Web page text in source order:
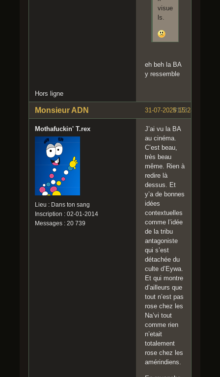
visue
ls.
eh beh la BA
y ressemble
Hors ligne
#173
31-07-2025 15:24:04
Monsieur ADN
Mothafuckin' T.rex
Lieu : Dans ton sang
Inscription : 02-01-2014
Messages : 20 739
J’ai vu la BA
au cinéma.
C’est beau,
très beau
même. Rien à
redire là
dessus. Et
y’a de bonnes
idées
contextuelles
comme l’idée
de la tribu
antagoniste
qui s’est
détachée du
culte d’Eywa.
Et qui montre
d’ailleurs que
tout n’est pas
rose chez les
Na’vi tout
comme rien
n’etait
totalement
rose chez les
amérindiens.